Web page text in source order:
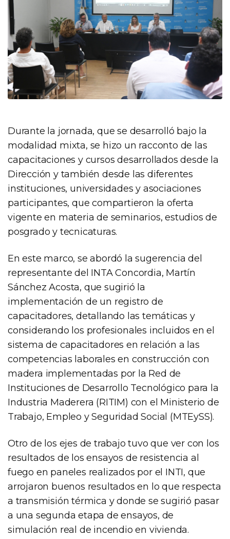
Durante la jornada, que se desarrolló bajo la
modalidad mixta, se hizo un racconto de las
capacitaciones y cursos desarrollados desde la
Dirección y también desde las diferentes
instituciones, universidades y asociaciones
participantes, que compartieron la oferta
vigente en materia de seminarios, estudios de
posgrado y tecnicaturas.
En este marco, se abordó la sugerencia del
representante del INTA Concordia, Martín
Sánchez Acosta, que sugirió la
implementación de un registro de
capacitadores, detallando las temáticas y
considerando los profesionales incluidos en el
sistema de capacitadores en relación a las
competencias laborales en construcción con
madera implementadas por la Red de
Instituciones de Desarrollo Tecnológico para la
Industria Maderera (RITIM) con el Ministerio de
Trabajo, Empleo y Seguridad Social (MTEySS).
Otro de los ejes de trabajo tuvo que ver con los
resultados de los ensayos de resistencia al
fuego en paneles realizados por el INTI, que
arrojaron buenos resultados en lo que respecta
a transmisión térmica y donde se sugirió pasar
a una segunda etapa de ensayos, de
simulación real de incendio en vivienda.